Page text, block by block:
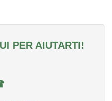
PER AIUTARTI!